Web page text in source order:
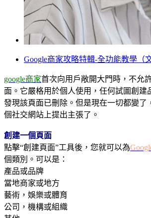
Google商家攻略特輯-全功能教學（
google商家首次向用戶敞開大門時，不允
面。它嚴格用於個人使用，任何試圖創建
發現該頁面已刪除。但是現在一切都變了
個社交網站上提出主張了。
創建一個頁面
點擊“創建頁面”工具後，您就可以為
個類別。可以是：
產品或品牌
當地商家或地方
藝術，娛樂或體育
公司，機構或組織